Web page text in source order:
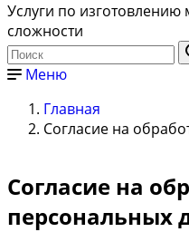
Услуги по
сложности
Меню
Главная
Согласие на
Согласие на
персональных